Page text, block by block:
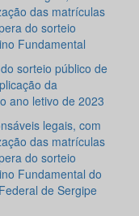
das matrículas
do sorteio
Fundamental
sorteio público de
da
ano letivo de 2023
legais, com
das matrículas
do sorteio
Fundamental do
de Sergipe